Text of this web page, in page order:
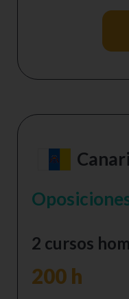
2 cursos
200 h